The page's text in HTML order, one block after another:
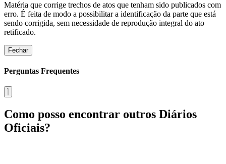
Matéria que corrige trechos de atos que tenham sido publicados com
erro. É feita de modo a possibilitar a identificação da parte que está
sendo corrigida, sem necessidade de reprodução integral do ato
retificado.
Fechar
Perguntas Frequentes
Como posso encontrar outros Diários
Oficiais?